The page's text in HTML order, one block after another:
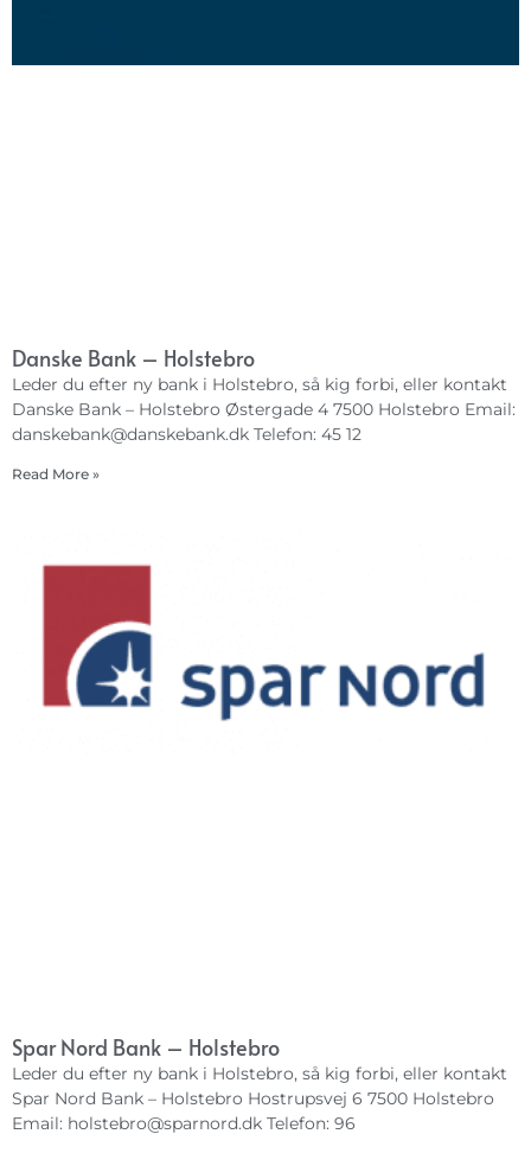
Danske Bank – Holstebro
Leder du efter ny bank i Holstebro, så kig forbi, eller kontakt
Danske Bank – Holstebro Østergade 4 7500 Holstebro Email:
danskebank@danskebank.dk Telefon: 45 12
Read More »
Spar Nord Bank – Holstebro
Leder du efter ny bank i Holstebro, så kig forbi, eller kontakt
Spar Nord Bank – Holstebro Hostrupsvej 6 7500 Holstebro
Email: holstebro@sparnord.dk Telefon: 96